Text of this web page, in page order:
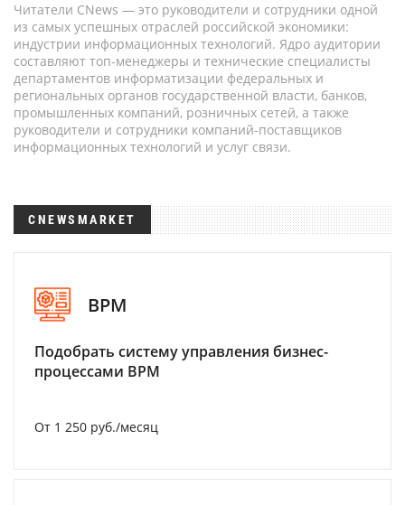
Читатели CNews — это руководители и сотрудники одной
из самых успешных отраслей российской экономики:
индустрии информационных технологий. Ядро аудитории
составляют топ-менеджеры и технические специалисты
департаментов информатизации федеральных и
региональных органов государственной власти, банков,
промышленных компаний, розничных сетей, а также
руководители и сотрудники компаний-поставщиков
информационных технологий и услуг связи.
CNEWSMARKET
BPM
Подобрать систему управления бизнес-
процессами BPM
От 1 250 руб./месяц